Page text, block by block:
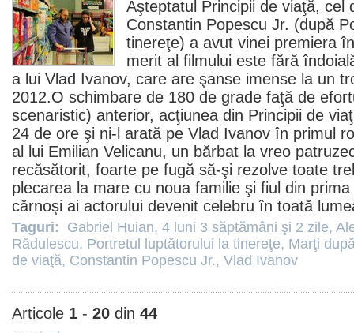
Aşteptatul Principii de viaţă, cel
Constantin Popescu Jr. (după
tinereţe) a avut vinei premiera
merit al filmului este fără
a lui Vlad Ivanov, care are şanse imense la un
2012.O schimbare de 180 de grade faţă de
scenaristic) anterior, acţiunea din Principii de
24 de ore şi ni-l arată pe Vlad Ivanov în primul
al lui Emilian Velicanu, un bărbat la vreo
recăsătorit, foarte pe fugă să-şi rezolve toate
plecarea la mare cu noua familie şi fiul din
cărnoşi ai actorului devenit celebru în toată
Taguri: Gabriel Huian, 4 luni 3 săptămâni şi 2 zile,
Rădulescu, Portretul luptătorului la tinereţe, Marţi
de viaţă, Constantin Popescu Jr., Vlad Ivanov
Articole 1 - 20 din 44